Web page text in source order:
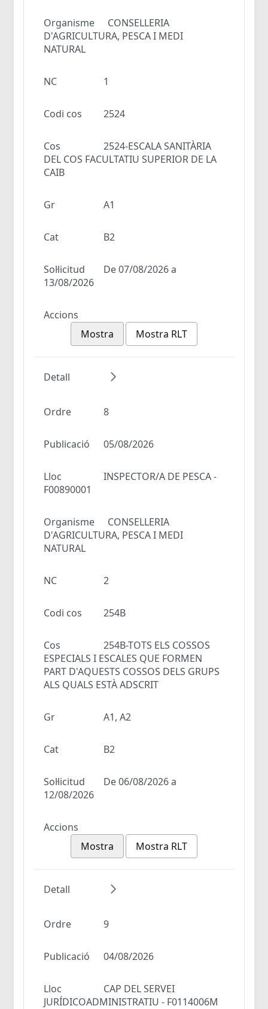
Organisme
CONSELLERIA
D'AGRICULTURA, PESCA I MEDI
NATURAL
NC 1
Codi cos 2524
Cos
2524-ESCALA SANITÀRIA
DEL COS FACULTATIU SUPERIOR DE LA
CAIB
Gr A1
Cat B2
Sol·licitud
De 07/08/2026 a
13/08/2026
Accions
Mostra
Mostra RLT
Detall
Ordre 8
Publicació 05/08/2026
Lloc
INSPECTOR/A DE PESCA -
F00890001
Organisme
CONSELLERIA
D'AGRICULTURA, PESCA I MEDI
NATURAL
NC 2
Codi cos 254B
Cos
254B-TOTS ELS COSSOS
ESPECIALS I ESCALES QUE FORMEN
PART D'AQUESTS COSSOS DELS GRUPS
ALS QUALS ESTÀ ADSCRIT
Gr A1, A2
Cat B2
Sol·licitud
De 06/08/2026 a
12/08/2026
Accions
Mostra
Mostra RLT
Detall
Ordre 9
Publicació 04/08/2026
Lloc
CAP DEL SERVEI
JURÍDICOADMINISTRATIU - F0114006M